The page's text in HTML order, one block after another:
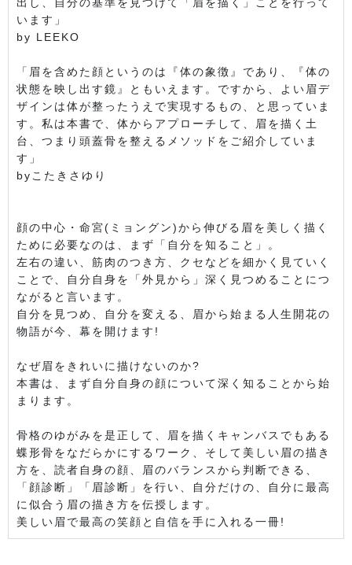
います」
by LEEKO
「眉を含めた顔というのは『体の象徴』であり、『体の
状態を映し出す鏡』ともいえます。ですから、よい眉デ
ザインは体が整ったうえで実現するもの、と思っていま
す。私は本書で、体からアプローチして、眉を描く土
台、つまり頭蓋骨を整えるメソッドをご紹介していま
す」
byこたきさゆり
顔の中心・命宮(ミョングン)から伸びる眉を美しく描く
ために必要なのは、まず「自分を知ること」。
左右の違い、筋肉のつき方、クセなどを細かく見ていく
ことで、自分自身を「外見から」深く見つめることにつ
ながると言います。
自分を見つめ、自分を変える、眉から始まる人生開花の
物語が今、幕を開けます!
なぜ眉をきれいに描けないのか?
本書は、まず自分自身の顔について深く知ることから始
まります。
骨格のゆがみを是正して、眉を描くキャンバスでもある
蝶形骨をなだらかにするワーク、そして美しい眉の描き
方を、読者自身の顔、眉のバランスから判断できる、
「顔診断」「眉診断」を行い、自分だけの、自分に最高
に似合う眉の描き方を伝授します。
美しい眉で最高の笑顔と自信を手に入れる一冊!